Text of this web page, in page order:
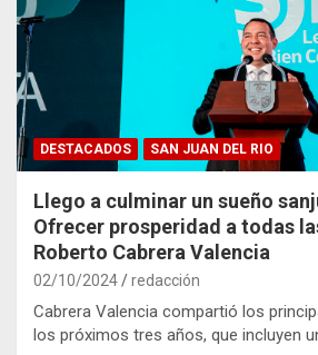
DESTACADOS SAN JUAN DEL RIO
Llego a culminar un sueño
Ofrecer prosperidad a todas
Roberto Cabrera Valencia
02/10/2024 redacción
Cabrera Valencia compartió los
los próximos tres años, que incluyen